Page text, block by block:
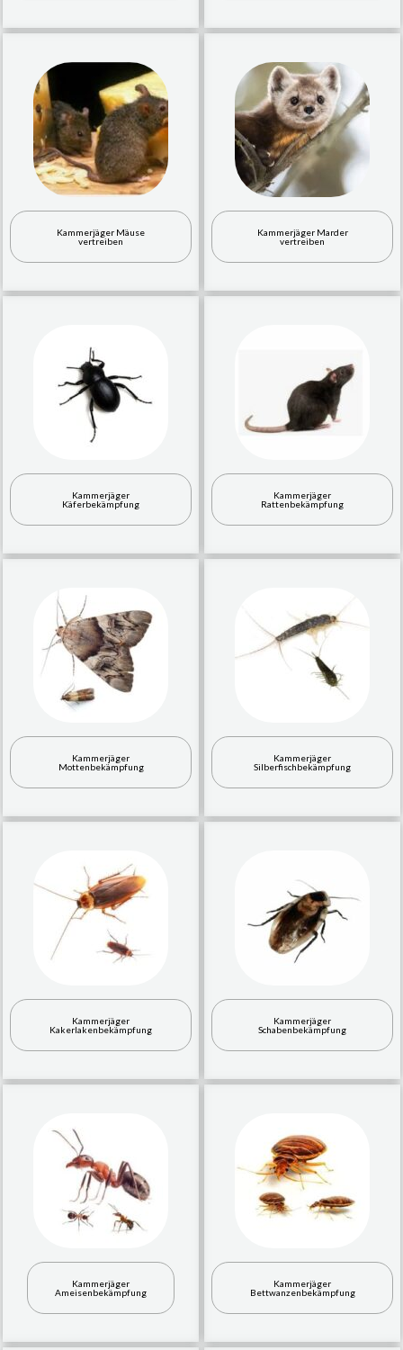
Kammerjäger Mäuse
vertreiben
Kammerjäger Marder
vertreiben
Kammerjäger
Käferbekämpfung
Kammerjäger
Rattenbekämpfung
Kammerjäger
Mottenbekämpfung
Kammerjäger
Silberfischbekämpfung
Kammerjäger
Kakerlakenbekämpfung
Kammerjäger
Schabenbekämpfung
Kammerjäger
Ameisenbekämpfung
Kammerjäger
Bettwanzenbekämpfung